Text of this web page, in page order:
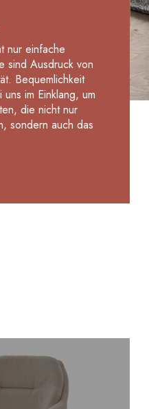
nur einfache
sind Ausdruck von
Bequemlichkeit
im Einklang, um
die nicht nur
sondern auch das